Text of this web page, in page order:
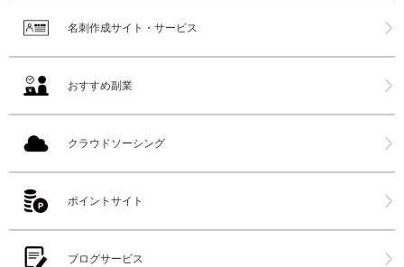
名刺作成サイト・サービス
おすすめ副業
クラウドソーシング
ポイントサイト
ブログサービス